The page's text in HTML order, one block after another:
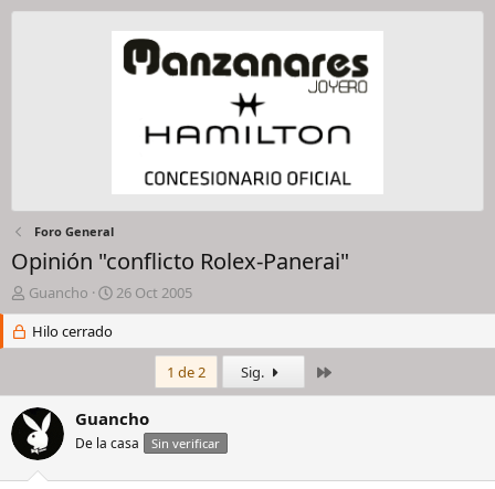
Foro General
Opinión "conflicto Rolex-Panerai"
I
n
c
a
d
o
r
d
Guancho
F
e
h
d
i
n
26 Oct 2005
Hilo cerrado
1 de 2 Sig.
Guancho
De la casa Sin verificar